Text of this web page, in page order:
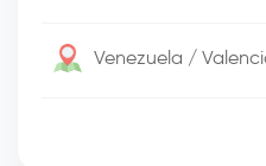
Venezuela /